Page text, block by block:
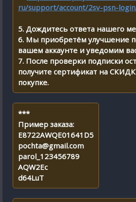
ru/support/account/2sv-psn-
5. Дождитесь ответа нашего
6. Мы приобретём улучшение
вашем аккаунте и уведомим
7. После проверки подписки
получите сертификат на
покупке.
***
Пример заказа:
E8722AWQE01641D5
pochta@gmail.com
parol_123456789
AQW2Eс
d64LuT